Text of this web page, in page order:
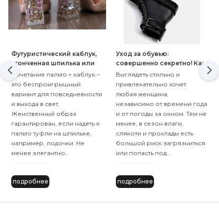
Футуристический каблук,
утонченная шпилька или
массивная платформа?
Сочетание пальто + каблук –
это беспроигрышный
вариант для повседневности
и выхода в свет.
Женственный образ
гарантирован, если надеть к
пальто туфли на шпильке,
например, лодочки. Не
менее элегантно..
подробнее
Уход за обувью:
совершенно секретно! Как
защитить женские сапоги
осенью от грязи
Выглядеть стильно и
привлекательно хочет
любая женщина,
независимо от времени года
и от погоды за окном. Тем не
менее, в сезон влаги,
слякоти и прохлады есть
большой риск загрязниться
или попасть под ..
подробнее